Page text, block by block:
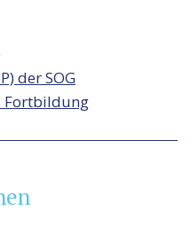
der SOG
Fortbildung